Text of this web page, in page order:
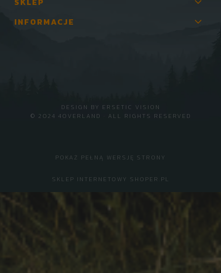
INFORMACJE
© 2024 4OVERLAND · ALL RIGHTS RESERVED
DESIGN BY ERSETIC VISION
POKAŻ PEŁNĄ WERSJĘ STRONY
SKLEP INTERNETOWY SHOPER.PL